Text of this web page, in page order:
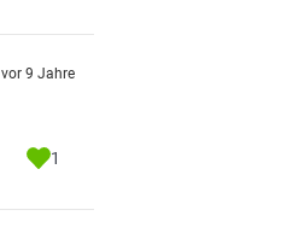
vor 9 Jahre
1